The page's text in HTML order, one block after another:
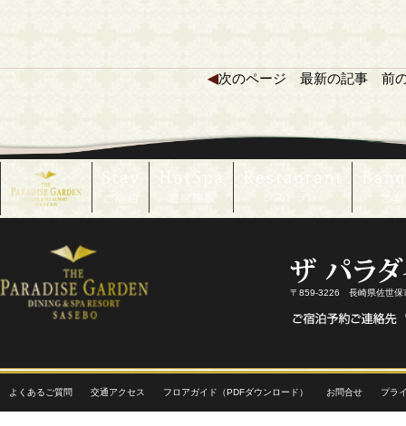
◀次のページ 最新の記事 前
〒859-3226 長崎県佐世保
よくあるご質問 交通アクセス フロアガイド（PDFダウンロード） お問合せ プラ